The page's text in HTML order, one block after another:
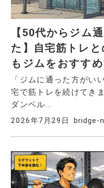
【50代からジム
た】自宅筋トレ
もジムをおすす
「ジムに通った方がい
宅で筋トレを続けてき
ダンベル...
2026年7月29日 bridge-